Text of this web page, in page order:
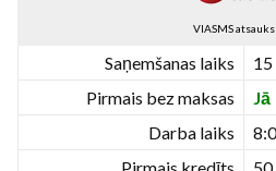
VIASMS
Saņemšanas laiks
15
Pirmais bez maksas
Jā
Darba laiks